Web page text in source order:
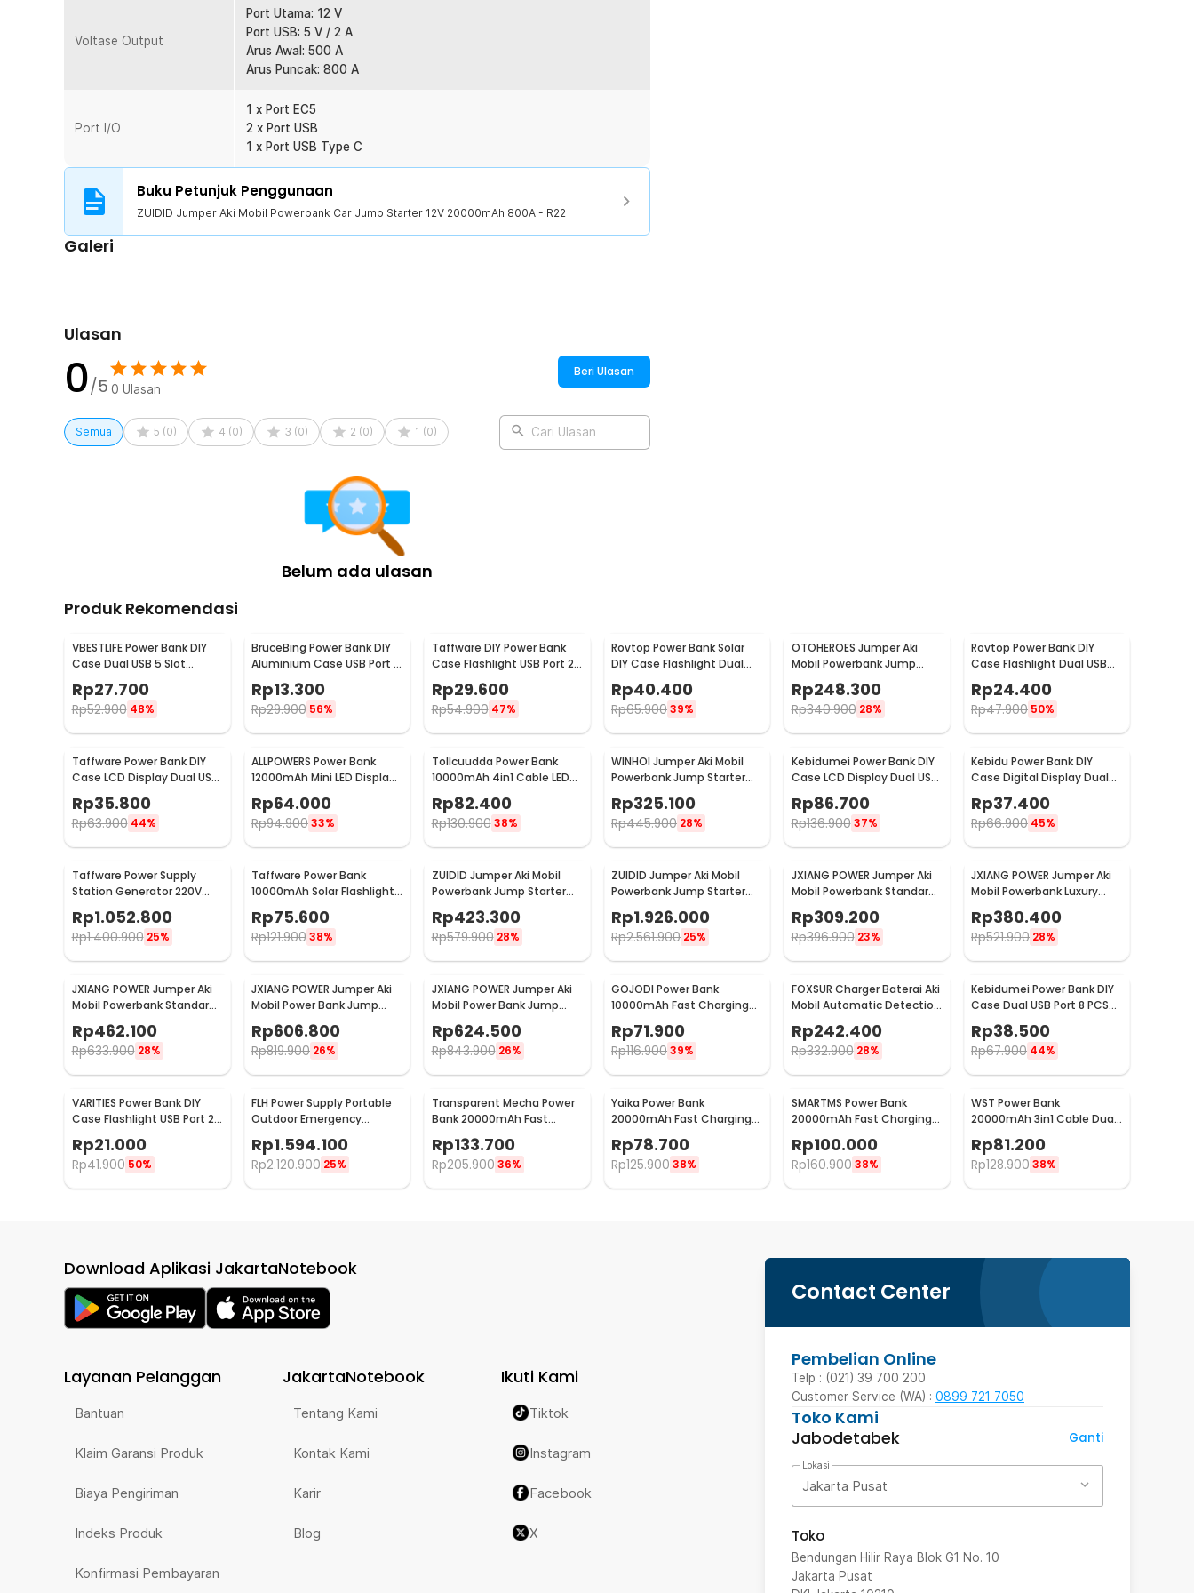
Rincian yang Anda dapatkan untuk pembelian produk ini:
1 x ZUIDID Jumper Aki Mobil Powerbank Car Jump Starter 12V 20000mAh 800A - R22
1 x Panduan Penggunaan
Voltase Output
Port Utama: 12 V
Port USB: 5 V / 2 A
Arus Awal: 500 A
Arus Puncak: 800 A
Port I/O
1 x Port EC5
2 x Port USB
1 x Port USB Type C
Buku Petunjuk Penggunaan
ZUIDID Jumper Aki Mobil Powerbank Car Jump Starter 12V 20000mAh 800A - R22
Galeri
Ulasan
0/5 0 Ulasan
Beri Ulasan
Semua 5 (0) 4 (0) 3 (0) 2 (0) 1 (0) Cari Ulasan
Belum ada ulasan
Produk Rekomendasi
VBESTLIFE Power Bank DIY
Case Dual USB 5 Slot
YDJ-009HX
Rp27.700
Rp52.900 48%
BruceBing Power Bank DIY
Aluminium Case USB Port 1
PCS 18650 Flat Top - M3
Rp13.300
Rp29.900 56%
Taffware DIY Power Bank
Case Flashlight USB Port 2
PCS 18650 Flat Top - M06
Rp29.600
Rp54.900 47%
Rovtop Power Bank Solar
DIY Case Flashlight Dual
Rp40.400
Rp65.90039%
OTOHEROES Jumper Aki
Mobil Powerbank Jump
Starter 12V 10000mAh 300A
- K21
Rp248.300
Rp340.900 28%
Rovtop Power Bank DIY
Case Flashlight Dual USB
Rp24.400
Rp47.900 50%
Taffware Power Bank DIY
Case LCD Display Dual USB
Port 8 PCS 18650 - A8
Rp35.800
Rp63.900 44%
ALLPOWERS Power Bank
12000mAh Mini LED Display
Dual Port USB - S3000B
Rp64.000
Rp94.90033%
Tollcuudda Power Bank
10000mAh 4in1 Cable LED
Flashlight USB Port - Tol1
Rp82.400
Rp130.900 38%
WINHOI Jumper Aki Mobil
Powerbank Jump Starter
12V 10000mAh 600A - JX27
Rp325.100
Rp445.900 28%
Kebidumei Power Bank DIY
Case LCD Display Dual USB
Port 4 PCS 18650 - KA4
Rp86.700
Rp136.900 37%
Kebidu Power Bank DIY
Case Digital Display Dual
USB Port 8 PCS 18650 - C18
Rp37.400
Rp66.900 45%
Taffware Power Supply
Station Generator 220V
69800mAh - OKD180
Rp1.052.800
Rp1.400.900 25%
Taffware Power Bank
10000mAh Solar Flashlight
Waterproof Dual USB Port -
PS-P401
Rp75.600
Rp121.90038%
ZUIDID Jumper Aki Mobil
Powerbank Jump Starter
12V 29800mAh - R26
Rp423.300
Rp579.900 28%
ZUIDID Jumper Aki Mobil
Powerbank Jump Starter
12V/24V 42000mAh 4000A
- R30
Rp1.926.000
Rp2.561.900 25%
JXIANG POWER Jumper Aki
Mobil Powerbank Standard
Jump Starter 10000mAh -
JX57
Rp309.200
Rp396.900 23%
JXIANG POWER Jumper Aki
Mobil Powerbank Luxury
Jump Starter 10000mAh -
JX-008B
Rp380.400
Rp521.900 28%
JXIANG POWER Jumper Aki
Mobil Powerbank Standard
Jump Starter 20000mAh -
JX27-Pro
Rp462.100
Rp633.900 28%
JXIANG POWER Jumper Aki
Mobil Power Bank Jump
Starter 20000mAh - JX-
27Pro
Rp606.800
Rp819.900 26%
JXIANG POWER Jumper Aki
Mobil Power Bank Jump
Starter 20000mAh - JX-
56Pro
Rp624.500
Rp843.900 26%
GOJODI Power Bank
10000mAh Fast Charging
22.5W - PB100W
Rp71.900
Rp116.90039%
FOXSUR Charger Baterai Aki
Mobil Automatic Detection
Rp242.400
Rp332.900 28%
Kebidumei Power Bank DIY
Case Dual USB Port 8 PCS
18650 Flat Top - S8
Rp38.500
Rp67.900 44%
VARITIES Power Bank DIY
Case Flashlight USB Port 2
Rp21.000
Rp41.900 50%
FLH Power Supply Portable
Outdoor Emergency
- FLH-300
Rp1.594.100
Rp2.120.900 25%
Transparent Mecha Power
Bank 20000mAh Fast
Charging USB Type C 22.5W
- K125
Rp133.700
Rp205.900 36%
Yaika Power Bank
20000mAh Fast Charging
4in1 Cable Dual USB Port -
BA-1699
Rp78.700
Rp125.90038%
SMARTMS Power Bank
20000mAh Fast Charging
20W - PB41
Rp100.000
Rp160.900 38%
WST Power Bank
20000mAh 3in1 Cable Dual
USB Port 10W - WS731
Rp81.200
Rp128.90038%
Contact Center
Pembelian Online
Telp : (021) 39 700 200
Customer Service (WA) : 0899 721 7050
Toko Kami
Jabodetabek
Ganti
Lokasi
Jakarta Pusat
Toko
Bendungan Hilir Raya Blok G1 No. 10
Jakarta Pusat
Download Aplikasi JakartaNotebook
Layanan Pelanggan
Bantuan
Klaim Garansi Produk
Biaya Pengiriman
Indeks Produk
Konfirmasi Pembayaran
JakartaNotebook
Tentang Kami
Kontak Kami
Karir
Blog
Ikuti Kami
Tiktok
Instagram
Facebook
X